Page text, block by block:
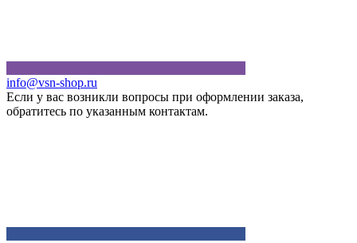
info@vsn-shop.ru
Если у вас возникли вопросы при оформлении заказа,
обратитесь по указанным контактам.